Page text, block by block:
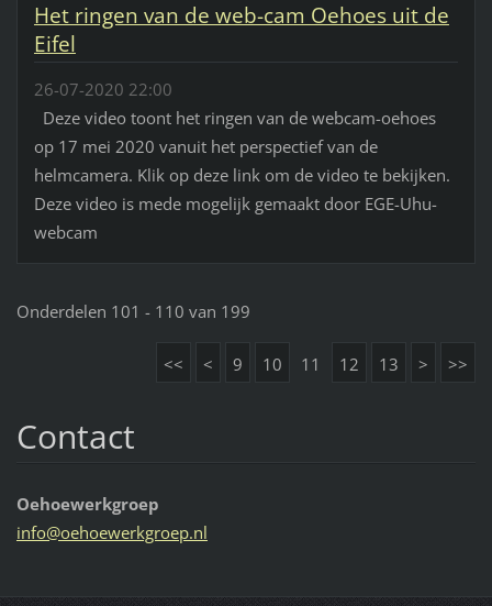
Het ringen van de web-cam Oehoes uit de
Eifel
26-07-2020 22:00
Deze video toont het ringen van de webcam-oehoes
op 17 mei 2020 vanuit het perspectief van de
helmcamera. Klik op deze link om de video te bekijken.
Deze video is mede mogelijk gemaakt door EGE-Uhu-
webcam
Onderdelen 101 - 110 van 199
<< < 9 10 11 12 13 > >>
Contact
Oehoewerkgroep
info@oehoewerkgroep.nl